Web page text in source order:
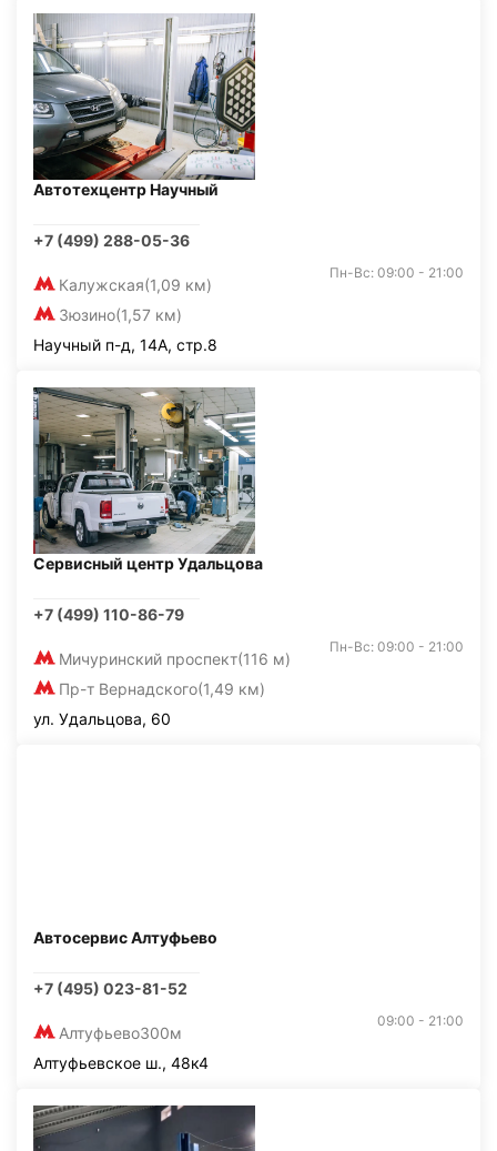
Автотехцентр Научный
+7 (499) 288-05-36
Калужская(1,09 км)
Зюзино(1,57 км)
Пн-Вс: 09:00 - 21:00
Научный п-д, 14А, стр.8
Сервисный центр Удальцова
+7 (499) 110-86-79
Мичуринский проспект(116 м)
Пр-т Вернадского(1,49 км)
Пн-Вс: 09:00 - 21:00
ул. Удальцова, 60
Автосервис Алтуфьево
+7 (495) 023-81-52
Алтуфьево300м
09:00 - 21:00
Алтуфьевское ш., 48к4